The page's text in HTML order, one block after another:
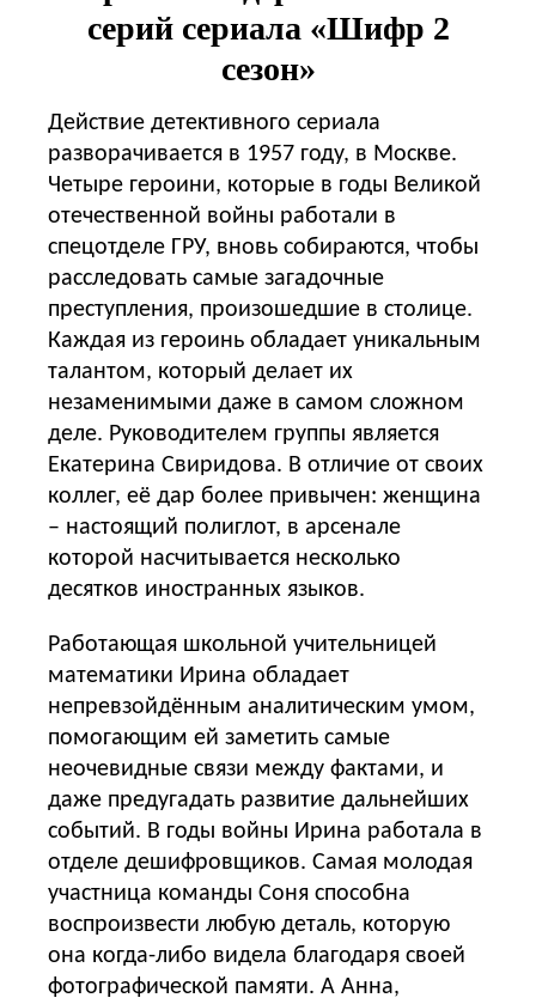
серий сериала «Шифр 2
сезон»
Действие детективного сериала
разворачивается в 1957 году, в Москве.
Четыре героини, которые в годы Великой
отечественной войны работали в
спецотделе ГРУ, вновь собираются, чтобы
расследовать самые загадочные
преступления, произошедшие в столице.
Каждая из героинь обладает уникальным
талантом, который делает их
незаменимыми даже в самом сложном
деле. Руководителем группы является
Екатерина Свиридова. В отличие от своих
коллег, её дар более привычен: женщина
– настоящий полиглот, в арсенале
которой насчитывается несколько
десятков иностранных языков.
Работающая школьной учительницей
математики Ирина обладает
непревзойдённым аналитическим умом,
помогающим ей заметить самые
неочевидные связи между фактами, и
даже предугадать развитие дальнейших
событий. В годы войны Ирина работала в
отделе дешифровщиков. Самая молодая
участница команды Соня способна
воспроизвести любую деталь, которую
она когда-либо видела благодаря своей
фотографической памяти. А Анна,